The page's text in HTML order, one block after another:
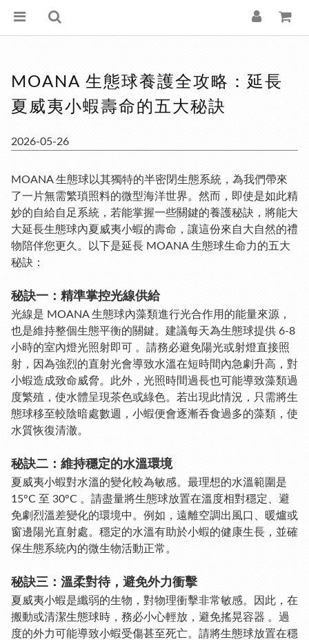
MOANA 生態球養護全攻略：延長
夏威夷小蝦壽命的五大秘訣
2026-05-26
MOANA 生態球以其獨特的半密閉生態系統，為我們帶來
了一片無需繁瑣照料的微型海洋世界。然而，即使是如此精
妙的自給自足系統，若能掌握一些關鍵的養護秘訣，將能大
大延長生態球內夏威夷小蝦的壽命，讓這份來自大自然的禮
物陪伴您更久。以下是延長 MOANA 生態球生命力的五大
秘訣：
秘訣一：精準掌控光線供給
光線是 MOANA 生態球內藻類進行光合作用的能量來源，
也是維持整個生態平衡的關鍵。建議每天為生態球提供 6-8
小時的室內燈光照射即可 。請務必避免陽光或射燈直接照
射 ，因為強烈的直射光會導致水溫在短時間內急劇升高，對
小蝦造成致命威脅。此外，光照時間過長也可能導致藻類過
度繁殖，使水體呈現茶色或綠色。若出現此情況，只需將生
態球移至較陰暗處數週，小蝦便會逐漸吞食過多的藻類，使
水質恢復清澈。
秘訣二：維持穩定的水溫環境
夏威夷小蝦對水溫的變化較為敏感。最理想的水溫範圍是
15°C 至 30°C 。請盡量將生態球放置在溫度相對穩定、避
免劇烈溫差變化的環境中。例如，遠離空調出風口、暖爐或
窗邊陽光直射處。穩定的水溫有助於小蝦的健康生長，並確
保生態系統內的微生物活動正常。
秘訣三：溫柔對待，避免外力衝擊
夏威夷小蝦是纖弱的生物，對物理衝擊非常敏感。因此，在
搬動或清潔生態球時，務必小心輕放，避免搖晃容器 。過
度的外力可能導致小蝦受傷甚至死亡。請將生態球放置在穩